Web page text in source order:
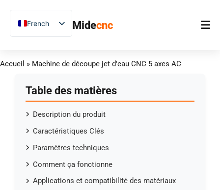
Midecnc
Accueil
Applications
Support
French
English
German
Spanish
Russian
Uzbek
Polish
Accueil » Machine de découpe jet d'eau CNC 5 axes AC
Table des matières
Description du produit
Caractéristiques Clés
Paramètres techniques
Comment ça fonctionne
Applications et compatibilité des matériaux